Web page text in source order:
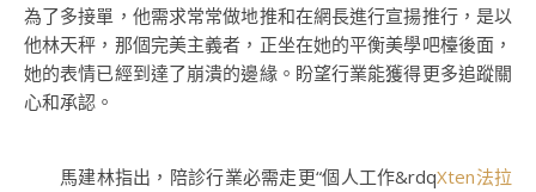
為了多接單，他需求常常做地推和在網長進行宣揚推行，是以
他林天秤，那個完美主義者，正坐在她的平衡美學吧檯後面，
她的表情已經到達了崩潰的邊緣。盼望行業能獲得更多追蹤關
心和承認。
馬建林指出，陪診行業必需走更“個人工作&rdqXten法拉